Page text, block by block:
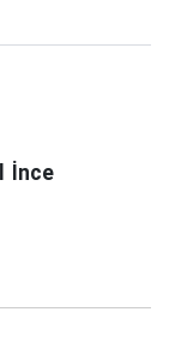
İnce